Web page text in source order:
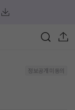
정보공개 미동의